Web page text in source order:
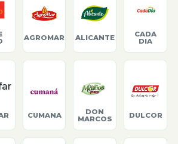
AGROMAR ALICANTE
CADA
DIA
CUMANA
DON
MARCOS
DULCOR